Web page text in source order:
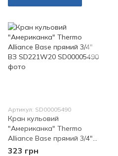
Артикул: SD00005490
Кран кульовий
"Американка" Thermo
Alliance Base прямий 3/4"
ВЗ SD221W20
323 грн